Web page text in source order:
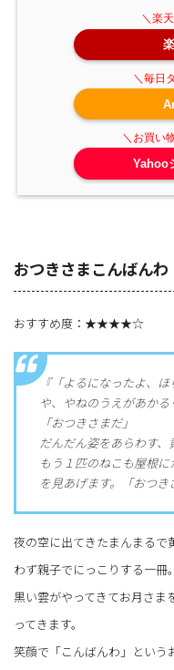
Yahoo
おつきさまこんばんわ
おすすめ度：★★★★☆
『「よるになったよ、
や、やねのうえがあかる
「おつきさまだ」
だんだん姿をあらわす、
もう１匹のねこも屋根
を見あげます。「おつき
夜の空に出てきたまんまるで
わず親子でにっこりする一冊。
黒い雲がやってきてお月さま
ってきます。
笑顔で「こんばんわ」とい